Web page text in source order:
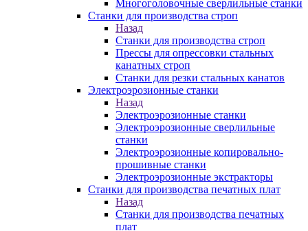
Многоголовочные сверлильные станки
Станки для производства строп
Назад
Станки для производства строп
Прессы для опрессовки стальных
канатных строп
Станки для резки стальных канатов
Электроэрозионные станки
Назад
Электроэрозионные станки
Электроэрозионные сверлильные
станки
Электроэрозионные копировально-
прошивные станки
Электроэрозионные экстракторы
Станки для производства печатных плат
Назад
Станки для производства печатных
плат